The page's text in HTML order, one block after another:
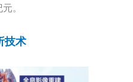
。
技术